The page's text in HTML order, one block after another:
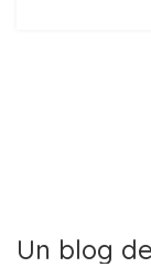
Un blog